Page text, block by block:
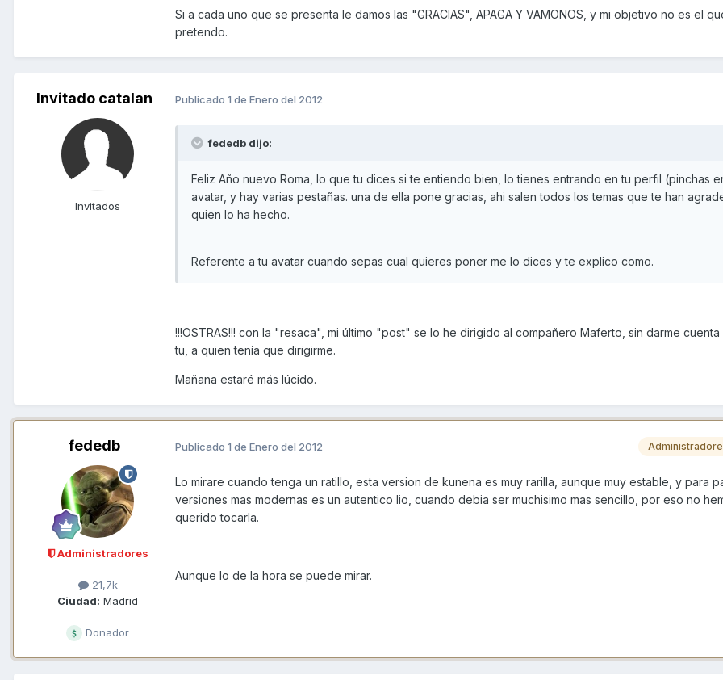
Si a cada uno que se presenta le damos las "GRACIAS", APAGA Y VAMONOS, y mi objetivo no es el
pretendo.
Invitado catalan
Invitados
Publicado 1 de Enero del 2012
fededb dijo:
Feliz Año nuevo Roma, lo que tu dices si te entiendo bien, lo tienes entrando en tu perfil (pinchas
avatar, y hay varias pestañas. una de ella pone gracias, ahi salen todos los temas que te han
quien lo ha hecho.
Referente a tu avatar cuando sepas cual quieres poner me lo dices y te explico como.
!!!OSTRAS!!! con la "resaca", mi último "post" se lo he dirigido al compañero Maferto, sin darme
tu, a quien tenía que dirigirme.
Mañana estaré más lúcido.
fededb
Administradores
21,7k
Ciudad: Madrid
Donador
Publicado 1 de Enero del 2012
Lo mirare cuando tenga un ratillo, esta version de kunena es muy rarilla, aunque muy estable, y para
versiones mas modernas es un autentico lio, cuando debia ser muchisimo mas sencillo, por eso no
querido tocarla.
Aunque lo de la hora se puede mirar.